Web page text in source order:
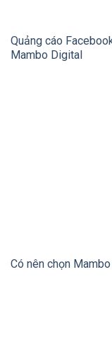
Quảng cáo
Mambo Digital
Có nên chọn